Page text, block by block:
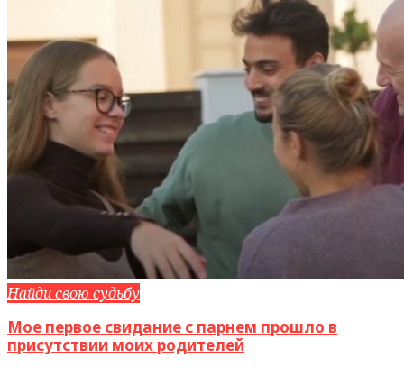
Найди свою судьбу
Мое первое свидание с парнем прошло в
присутствии моих родителей